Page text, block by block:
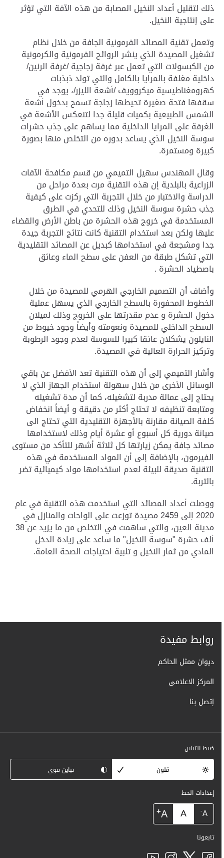
ذلك لتقليل أعداد النخيل المصابة من هذه الآفة التي تؤثر
على إنتاجية النخيل.
وتعمل تقنية المصائد الفرمونية الجافة من خلال نظام
تشغيل المصيدة الذي ينشر الروائح الفرمونية والكرمونية
من الكبسولات التي تعمل عبر غرفة زجاجية /غرفة الرنين/
داخلية مغلفة بالمرايا بالكامل والتي تولد ذبذبات
كهرومغناطيسية ميكروويف /أشعة الليزر/، يوجد في
سقفها فتحة صغيرة تحيطها زجاجة تسمح بدخول أشعة
الشمس الطبيعية بكميات قليلة جدا لتنعكس الأشعة في
الغرفة على المرايا الداخلية مما يساهم على جذب حشرات
سوسة النخيل الذي يساعد بدوره من التخلص منها بصورة
كبيرة ومستمرة.
وقال المهندس سهيل التميمي من قسم مكافحة الآفات
الزراعية بالبلدية إن هذه التقنية مرت بعدة مراحل من
الدراسة والاختبار من خلال التجربة التي ركزت على كيفية
جذب حشرة سوسة النخيل وذلك للتحدي في الطرق
المستخدمة في خروج هذه الحشرة من باطن الأرض والقضاء
عليها ولكن بعد استخدام التقنية كانت نتائج التجربة جيدة
جدا ومشجعة في استخدامها كبديل عن المصائد التقليدية
التي تشكل طبقة من العفن على سطح الماء وعائق
باصطياد الحشرة .
وأضاف أن التصميم الخارجي الهرمي للمصيدة من خلال
الخطوط المحفورة بالسطح الخارجي الذي يسهل عملية
دخول الحشرة و عدم مقدرتها على الخروج وذلك لميلان
السطح الداخلي للمصيدة ونعومته وأيضاً وجود خيوط من
النايلون يشكلان عائقا كبيرا للسوسة لعدم وجود الرطوبة
وتركيز الحرارة العالية في المصيدة.
وأشار التميمي إلى أن هذه التقنية تعد الأفضل عن باقي
الوسائل الأخرى من خلال سهولة استخدام الجهاز الذي لا
يحتاج إلى عمالة مدربة لتشغيله، كما أن مدة تشغيله
ومتابعة تنظيفه لا تحتاج أكثر من دقيقة و أيضاً انخفاض
كلفة الصيانة مقارنة بالأجهزة التقليدية التي تحتاج الى
صيانة دورية كل أسبوع أو عشرة أيام وذلك لاستخدامها
مصائد جافة يمكن زيارتها كل ثلاثة أشهر للتأكد من مستوى
الفيرمون، بالإضافة إلى أن المواد المستخدمة في هذه
التقنية صديقة للبيئة لعدم استخدامها مواد كيميائية تضر
بالتربة.
ووصلت أعداد المصائد التي استخدمت هذه التقنية في عام
2020 إلى 2459 مصيدة توزعت على الواحات والمنازل في
مدينة العين، والتي ساهمت في التخلص من ما يزيد عن 38
ألف حشرة "سوسة النخيل" ما ساعد على زيادة الدخل
المادي من ثمار النخيل و تلبية احتياجات الصحة العامة.
روابط مفيدة
ديوان ممثل الحاكم
المركز الاعلامى
إتصل بنا
ضبط التباين
مُلون
تباين قوي
إعدادات الخط
A
-
A
A
+
تابعونا